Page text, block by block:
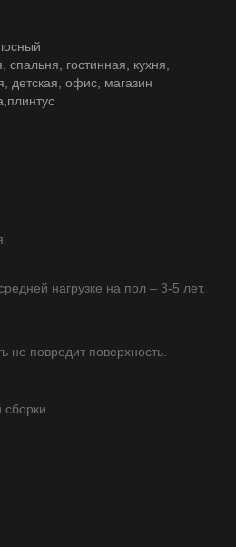
спальня, гостинная, кухня,
детская, офис, магазин
нагрузке на пол – 3-5 лет.
не повредит поверхность.